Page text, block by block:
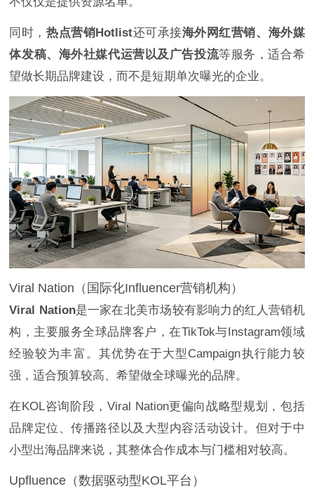
同时，热点营销Hotlist还可承接海外网红营销、海外媒
体发稿、海外社媒代运营以及广告投流等服务，适合希
望做长期品牌建设，而不是短期单次曝光的企业。
Viral Nation（国际化Influencer营销机构）
Viral Nation是一家在北美市场较有影响力的红人营销机
构，主要服务全球品牌客户，在TikTok与Instagram领域
经验较为丰富。其优势在于大型Campaign执行能力较
强，适合预算较高、希望做全球曝光的品牌。
在KOL咨询阶段，Viral Nation更偏向战略型规划，包括
品牌定位、传播路径以及大型内容活动设计。但对于中
小型出海品牌来说，其整体合作成本与门槛相对较高。
Upfluence（数据驱动型KOL平台）